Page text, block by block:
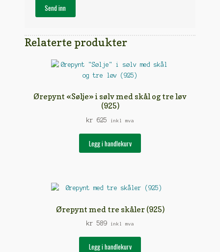
Relaterte produkter
Ørepynt «Sølje» i sølv med skål og tre løv
(925)
kr 625 inkl mva
Legg i handlekurv
Ørepynt med tre skåler (925)
kr 589 inkl mva
Legg i handlekurv